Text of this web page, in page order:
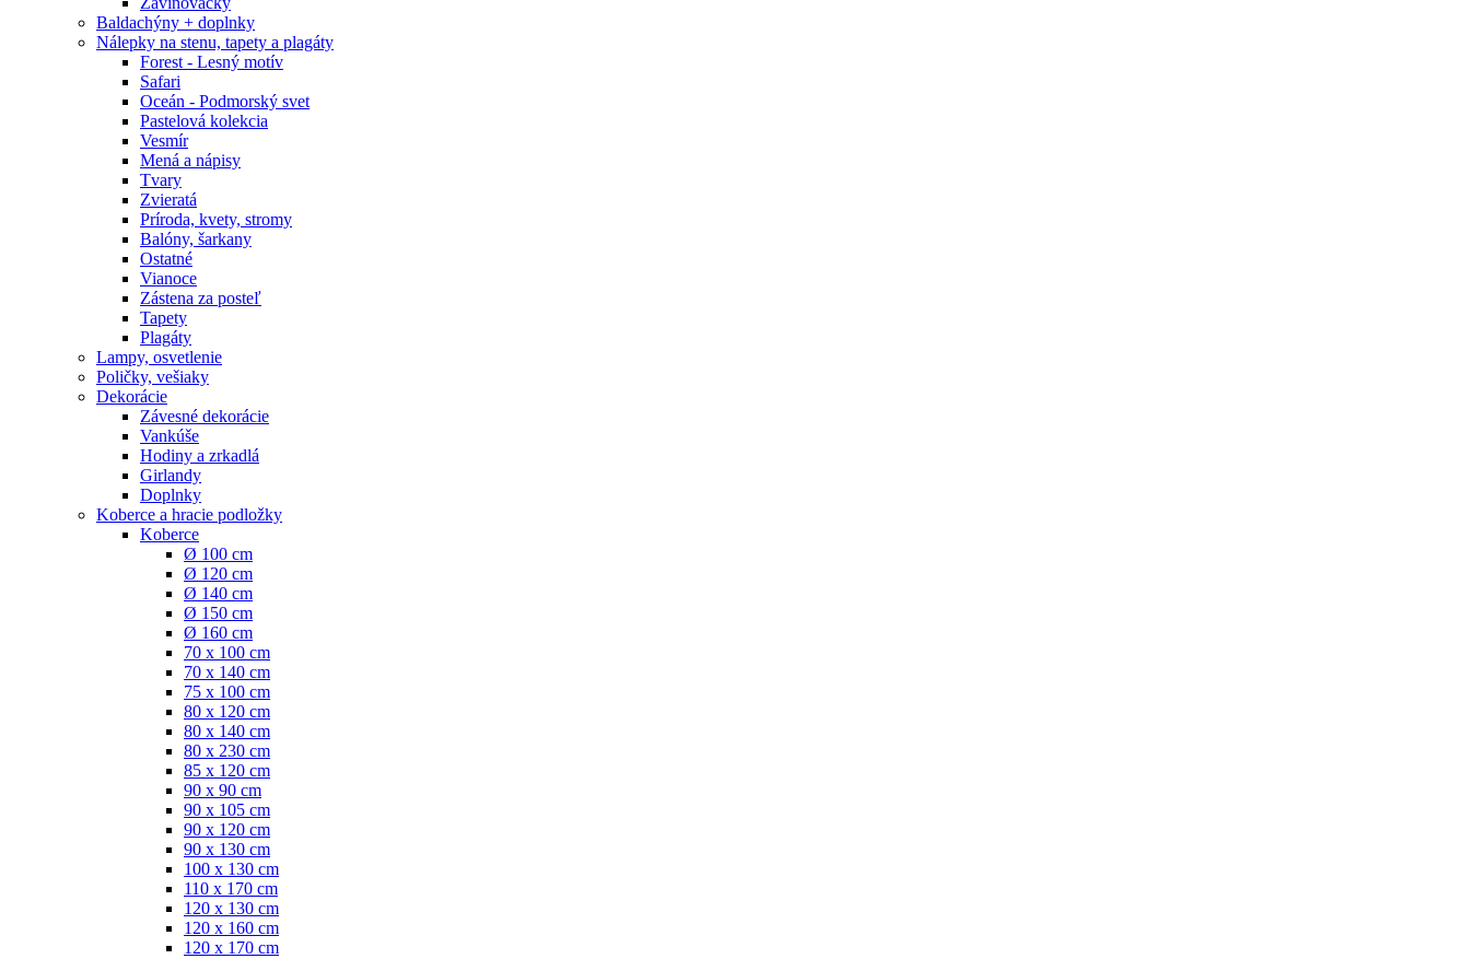
Baldachýny + doplnky
Nálepky na stenu, tapety a plagáty
Forest - Lesný motív
Safari
Oceán - Podmorský svet
Pastelová kolekcia
Vesmír
Mená a nápisy
Tvary
Zvieratá
Príroda, kvety, stromy
Balóny, šarkany
Ostatné
Vianoce
Zástena za posteľ
Tapety
Plagáty
Lampy, osvetlenie
Poličky, vešiaky
Dekorácie
Závesné dekorácie
Vankúše
Hodiny a zrkadlá
Girlandy
Doplnky
Koberce a hracie podložky
Koberce
Ø 100 cm
Ø 120 cm
Ø 140 cm
Ø 150 cm
Ø 160 cm
70 x 100 cm
70 x 140 cm
75 x 100 cm
80 x 120 cm
80 x 140 cm
80 x 230 cm
85 x 120 cm
90 x 90 cm
90 x 105 cm
90 x 120 cm
90 x 130 cm
100 x 130 cm
110 x 170 cm
120 x 130 cm
120 x 160 cm
120 x 170 cm